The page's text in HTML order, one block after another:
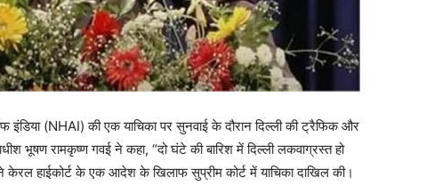
इंडिया (NHAI) की एक याचिका पर सुनवाई के दौरान दिल्ली की ट्रैफिक और
भूषण रामकृष्ण गवई ने कहा, “दो घंटे की बारिश में दिल्ली लकवाग्रस्त हो
हाईकोर्ट के एक आदेश के खिलाफ सुप्रीम कोर्ट में याचिका दाखिल की।